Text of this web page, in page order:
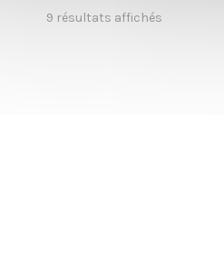
9 résultats affichés